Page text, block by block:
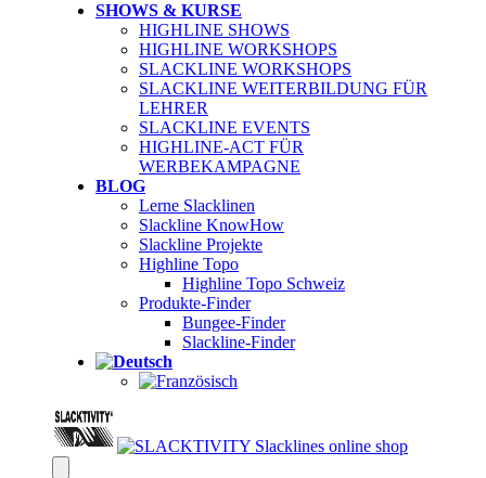
SHOWS & KURSE
HIGHLINE SHOWS
HIGHLINE WORKSHOPS
SLACKLINE WORKSHOPS
SLACKLINE WEITERBILDUNG FÜR
LEHRER
SLACKLINE EVENTS
HIGHLINE-ACT FÜR
WERBEKAMPAGNE
BLOG
Lerne Slacklinen
Slackline KnowHow
Slackline Projekte
Highline Topo
Highline Topo Schweiz
Produkte-Finder
Bungee-Finder
Slackline-Finder